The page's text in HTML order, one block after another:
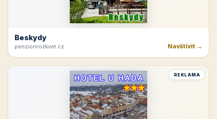
Beskydy
penzionrozkvet.cz Navštívit →
REKLAMA